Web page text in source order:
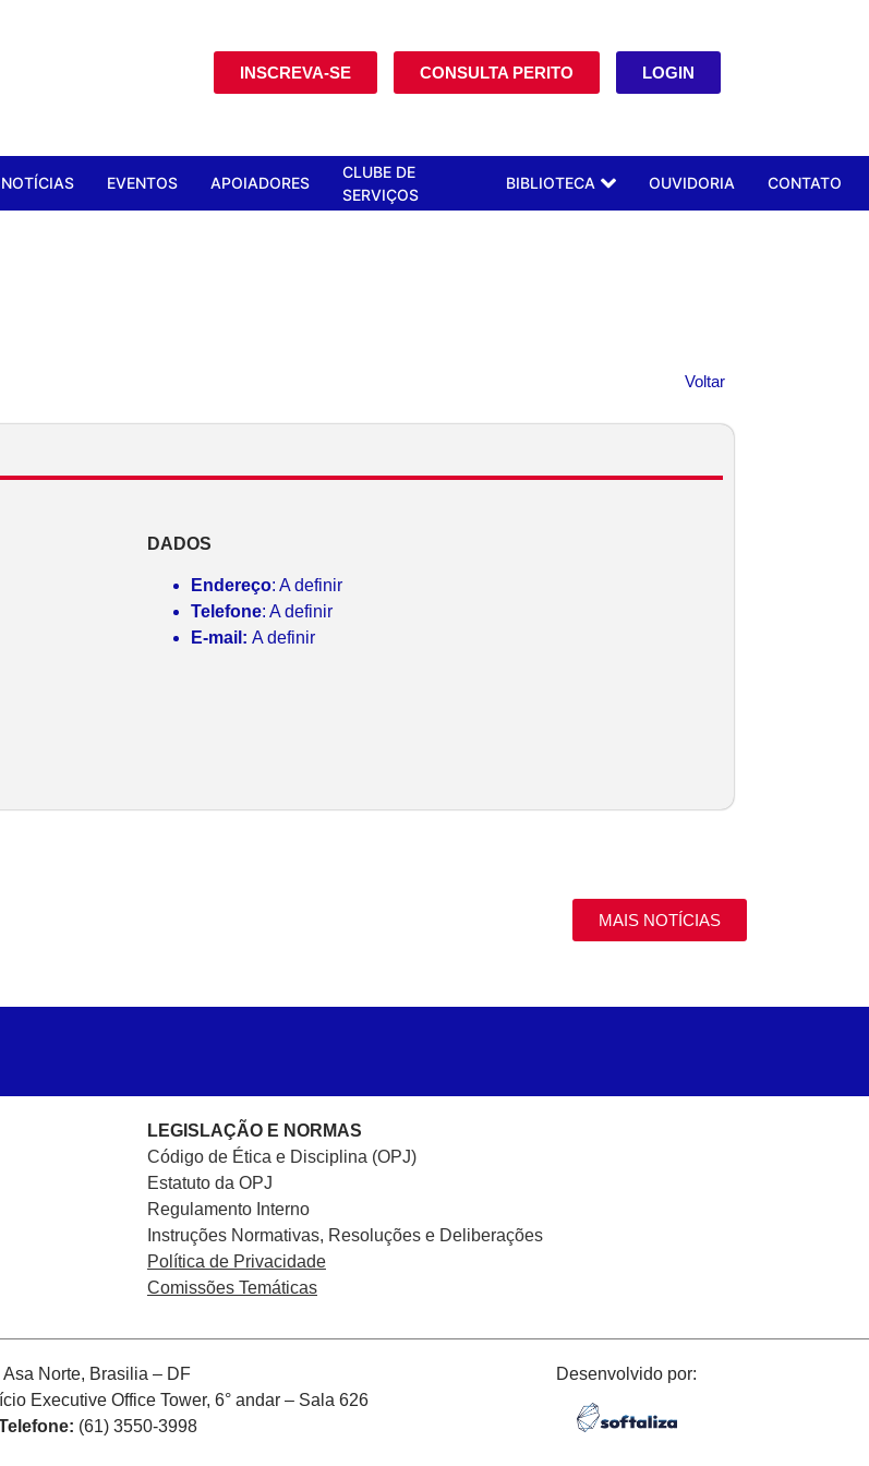
INSCREVA-SE CONSULTA PERITO LOGIN
NOTÍCIAS EVENTOS APOIADORES
CLUBE DE
SERVIÇOS
BIBLIOTECA OUVIDORIA CONTATO
Voltar
DADOS
Endereço: A definir
Telefone: A definir
E-mail: A definir
MAIS NOTÍCIAS
LEGISLAÇÃO E NORMAS
Código de Ética e Disciplina (OPJ)
Estatuto da OPJ
Regulamento Interno
Instruções Normativas, Resoluções e Deliberações
Política de Privacidade
Comissões Temáticas
Asa Norte, Brasilia – DF
Executive Office Tower, 6° andar – Sala 626
(61) 3550-3998
Desenvolvido por: